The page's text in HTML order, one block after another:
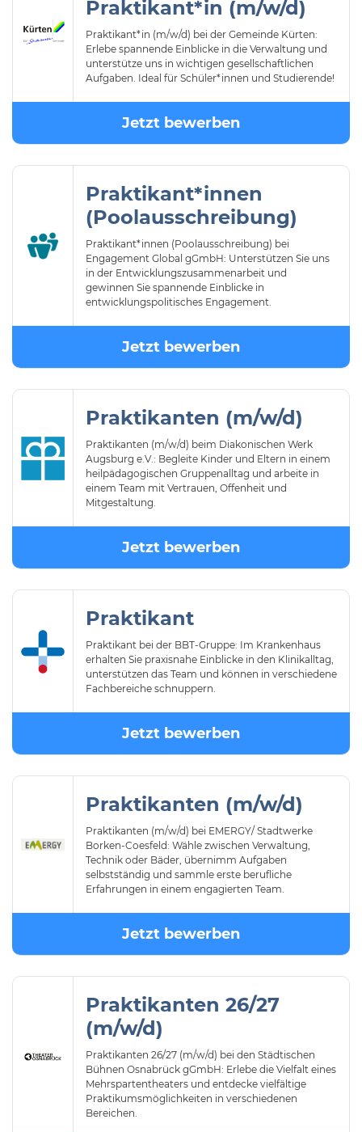
Praktikant*in (m/w/d)
Praktikant*in (m/w/d) bei der Gemeinde Kürten:
Erlebe spannende Einblicke in die Verwaltung und
unterstütze uns in wichtigen gesellschaftlichen
Aufgaben. Ideal für Schüler*innen und Studierende!
Jetzt bewerben
Praktikant*innen
(Poolausschreibung)
Praktikant*innen (Poolausschreibung) bei
Engagement Global gGmbH: Unterstützen Sie uns
in der Entwicklungszusammenarbeit und
gewinnen Sie spannende Einblicke in
entwicklungspolitisches Engagement.
Jetzt bewerben
Praktikanten (m/w/d)
Praktikanten (m/w/d) beim Diakonischen Werk
Augsburg e.V.: Begleite Kinder und Eltern in einem
heilpädagogischen Gruppenalltag und arbeite in
einem Team mit Vertrauen, Offenheit und
Mitgestaltung.
Jetzt bewerben
Praktikant
Praktikant bei der BBT-Gruppe: Im Krankenhaus
erhalten Sie praxisnahe Einblicke in den Klinikalltag,
unterstützen das Team und können in verschiedene
Fachbereiche schnuppern.
Jetzt bewerben
Praktikanten (m/w/d)
Praktikanten (m/w/d) bei EMERGY/ Stadtwerke
Borken-Coesfeld: Wähle zwischen Verwaltung,
Technik oder Bäder, übernimm Aufgaben
selbstständig und sammle erste berufliche
Erfahrungen in einem engagierten Team.
Jetzt bewerben
Praktikanten 26/27
(m/w/d)
Praktikanten 26/27 (m/w/d) bei den Städtischen
Bühnen Osnabrück gGmbH: Erlebe die Vielfalt eines
Mehrspartentheaters und entdecke vielfältige
Praktikumsmöglichkeiten in verschiedenen
Bereichen.